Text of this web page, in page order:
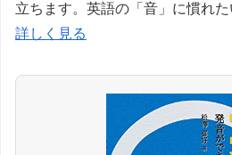
立ちます。英語の「音」に慣れた
詳しく見る